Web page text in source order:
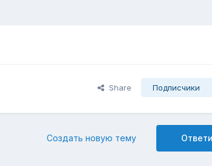
Share Подписчики
Создать новую тему